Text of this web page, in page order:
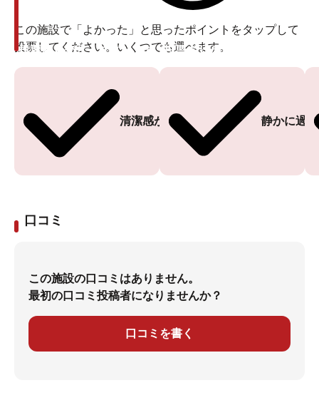
この施設で「よかった」と思ったポイントをタップして
投票してください。いくつでも選べます。
清潔感がある
投票ありがとうございます
静かに過
投票ありがとうございます
口コミ
この施設の口コミはありません。
最初の口コミ投稿者になりませんか？
口コミを書く